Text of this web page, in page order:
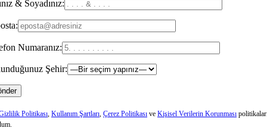
& Soyadınız:
Numaranız:
Şehir:
Politikası Kullanım Şartları Çerez Politikası ve Kişisel Verilerin Korunması